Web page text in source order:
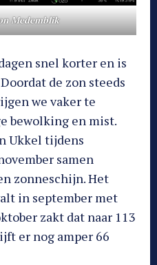
Medemblik
snel korter en is
de zon steeds
we vaker te
bewolking en mist.
Ukkel tijdens
samen
zonneschijn. Het
in september met
zakt dat naar 113
er nog amper 66